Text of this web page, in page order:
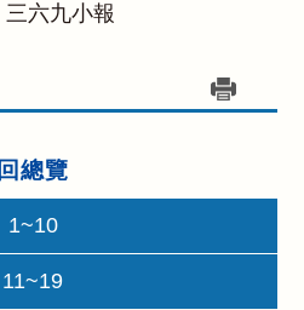
三六九小報
回總覽
1~10
11~19